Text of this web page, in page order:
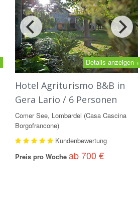
Details anzeigen +
Hotel Agriturismo B&B in
Gera Lario / 6 Personen
Comer See, Lombardei (Casa Cascina
Borgofrancone)
Kundenbewertung
Preis pro Wocheab 700 €